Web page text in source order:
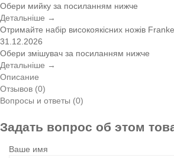
Обери мийку за посиланням нижче
Детальніше →
Отримайте набір високоякісних ножів Franke
31.12.2026
Обери змішувач за посиланням нижче
Детальніше →
Описание
Отзывов (0)
Вопросы и ответы (0)
Задать вопрос об этом
Ваше имя